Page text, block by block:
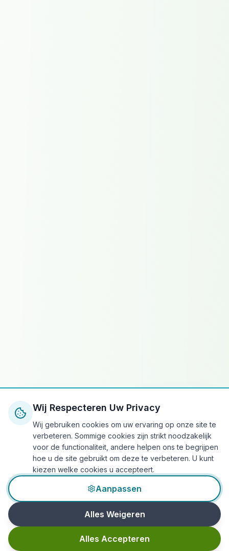
Wij Respecteren Uw Privacy
Wij gebruiken cookies om uw ervaring op onze site te
verbeteren. Sommige cookies zijn strikt noodzakelijk
voor de functionaliteit, andere helpen ons te begrijpen
hoe u de site gebruikt om deze te verbeteren. U kunt
kiezen welke cookies u accepteert.
Aanpassen
Alles Weigeren
Alles Accepteren